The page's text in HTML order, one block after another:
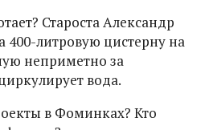
Староста Александр
литровую цистерну на
неприметно за
вода.
в Фоминках? Кто